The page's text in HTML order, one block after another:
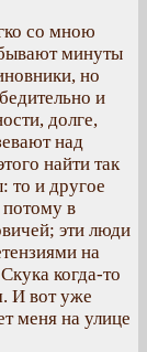
со мною
бывают минуты
но
и
долге,
над
найти так
то и другое
в
эти люди
на
когда-то
И вот уже
меня на улице